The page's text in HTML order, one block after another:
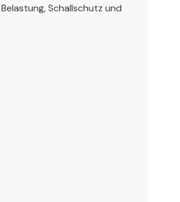
Schallschutz und